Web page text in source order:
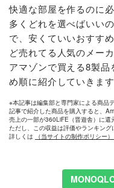
快適な部屋を作るのに
多くどれを選べばいい
で、安くていいおすす
ど売れてる人気のメー
アマゾンで買える8製
め順に紹介していきます
※本記事は編集部と専門家による商品
記事で紹介した商品を購入すると、
売上の一部が360LiFE（晋遊舎）に還
ただし、この収益は評価やランキング
詳しくは
（当サイトの制作ポリシー）